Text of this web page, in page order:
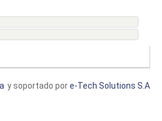
y soportado pore-Tech Solutions S.A